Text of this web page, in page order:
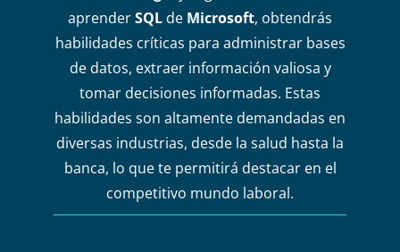
aprenderSQLde Microsoft, obtendrás
habilidades críticas para administrar bases
de datos, extraer información valiosa y
tomar decisiones informadas. Estas
habilidades son altamente demandadas en
diversas industrias, desde la salud hasta la
banca, lo que te permitirá destacar en el
competitivo mundo laboral.